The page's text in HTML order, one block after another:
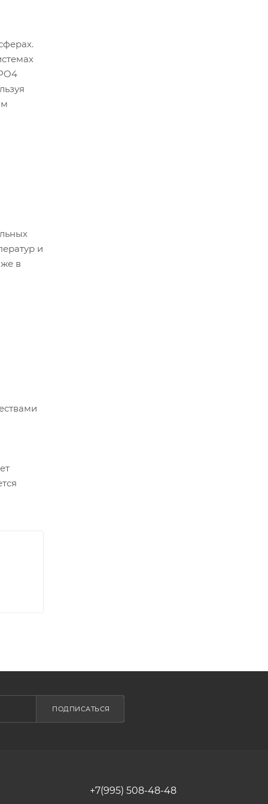
и
в
ПОДПИСАТЬСЯ
+7(995) 508-48-48